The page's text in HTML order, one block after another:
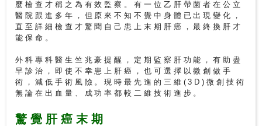
公
立
醫
院
家
麼檢查才稱之為有效監察。有一位乙肝帶菌者在公立
醫院跟進多年，但原來不知不覺中身體已出現變化，
直至詳細檢查才驚聞自己患上末期肝癌，最終換肝才
能保命。
外科專科醫生竺兆豪提醒，定期監察肝功能，有助盡
早診治，即使不幸患上肝癌，也可選擇以微創做手
術，減低手術風險。現時最先進的三維(3D)微創技術
無論在出血量、成功率都較二維技術進步。
驚覺肝癌末期